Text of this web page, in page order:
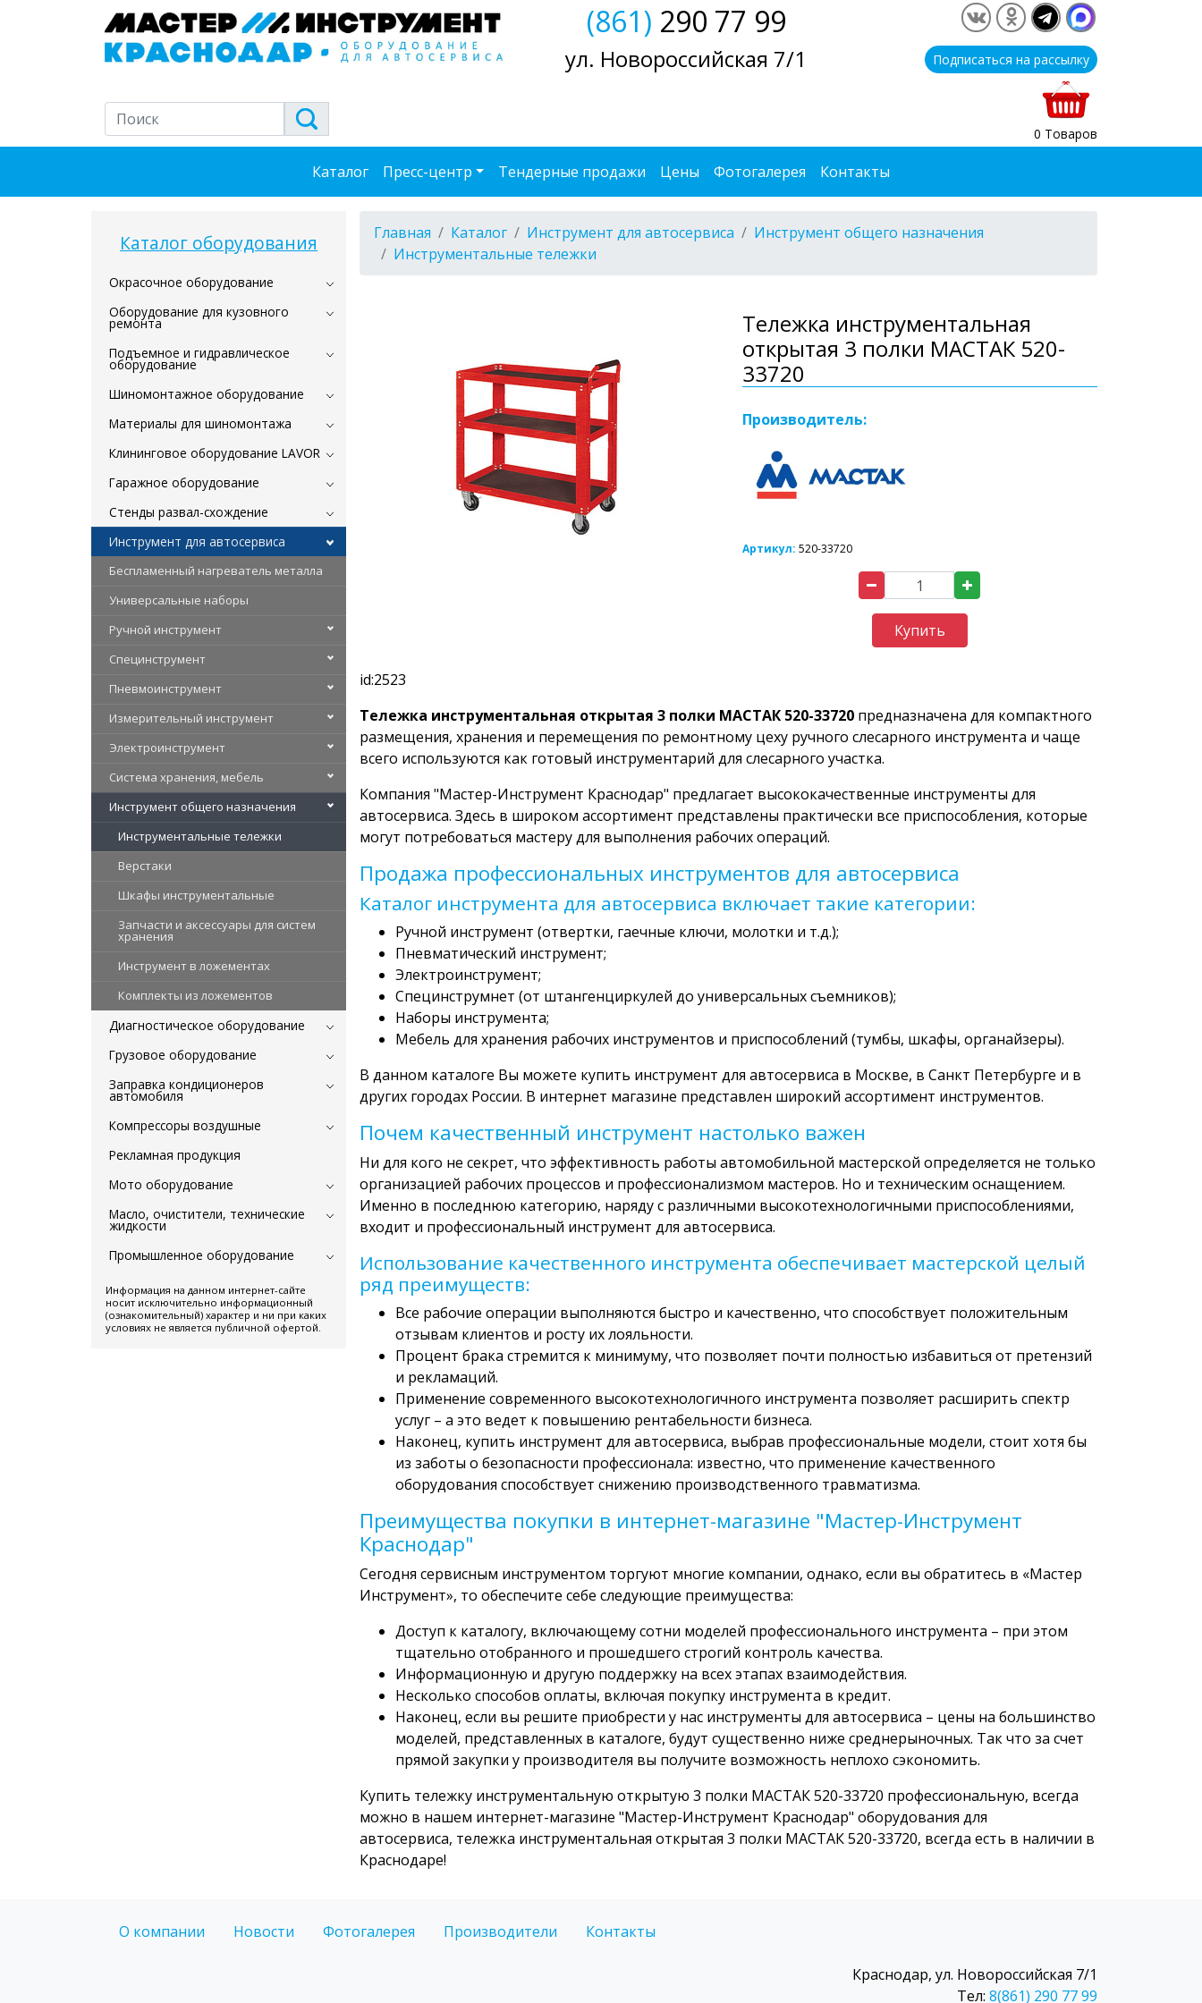
(861) 290 77 99
ул. Новороссийская 7/1 Подписаться на рассылку
0 Товаров
Каталог Пресс-центр Тендерные продажи Цены Фотогалерея Контакты
Каталог оборудования
Окрасочное оборудование
Оборудование для кузовного
ремонта
Подъемное и гидравлическое
оборудование
Шиномонтажное оборудование
Материалы для шиномонтажа
Клининговое оборудование LAVOR
Гаражное оборудование
Стенды развал-схождение
Инструмент для автосервиса
Беспламенный нагреватель металла
Универсальные наборы
Ручной инструмент
Специнструмент
Пневмоинструмент
Измерительный инструмент
Электроинструмент
Система хранения, мебель
Инструмент общего назначения
Инструментальные тележки
Верстаки
Шкафы инструментальные
Запчасти и аксессуары для систем
хранения
Инструмент в ложементах
Комплекты из ложементов
Диагностическое оборудование
Грузовое оборудование
Заправка кондиционеров
автомобиля
Компрессоры воздушные
Рекламная продукция
Мото оборудование
Масло, очистители, технические
жидкости
Промышленное оборудование
Информация на данном интернет-сайте
носит исключительно информационный
(ознакомительный) характер и ни при каких
условиях не является публичной офертой.
Главная Каталог Инструмент для автосервиса
Инструмент общего назначения
Инструментальные тележки
Тележка инструментальная
открытая 3 полки МАСТАК 520-
33720
Производитель:
Артикул: 520-33720
Купить
id:2523
Тележка инструментальная открытая 3 полки МАСТАК 520-33720 предназначена для компактного
размещения, хранения и перемещения по ремонтному цеху ручного слесарного инструмента и чаще
всего используются как готовый инструментарий для слесарного участка.
Компания "Мастер-Инструмент Краснодар" предлагает высококачественные инструменты для
автосервиса. Здесь в широком ассортимент представлены практически все приспособления, которые
могут потребоваться мастеру для выполнения рабочих операций.
Продажа профессиональных инструментов для автосервиса
Каталог инструмента для автосервиса включает такие категории:
Ручной инструмент (отвертки, гаечные ключи, молотки и т.д.);
Пневматический инструмент;
Электроинструмент;
Специнструмнет (от штангенциркулей до универсальных съемников);
Наборы инструмента;
Мебель для хранения рабочих инструментов и приспособлений (тумбы, шкафы, органайзеры).
В данном каталоге Вы можете купить инструмент для автосервиса в Москве, в Санкт Петербурге и в
других городах России. В интернет магазине представлен широкий ассортимент инструментов.
Почем качественный инструмент настолько важен
Ни для кого не секрет, что эффективность работы автомобильной мастерской определяется не только
организацией рабочих процессов и профессионализмом мастеров. Но и техническим оснащением.
Именно в последнюю категорию, наряду с различными высокотехнологичными приспособлениями,
входит и профессиональный инструмент для автосервиса.
Использование качественного инструмента обеспечивает мастерской целый
ряд преимуществ:
Все рабочие операции выполняются быстро и качественно, что способствует положительным
отзывам клиентов и росту их лояльности.
Процент брака стремится к минимуму, что позволяет почти полностью избавиться от претензий
и рекламаций.
Применение современного высокотехнологичного инструмента позволяет расширить спектр
услуг – а это ведет к повышению рентабельности бизнеса.
Наконец, купить инструмент для автосервиса, выбрав профессиональные модели, стоит хотя бы
из заботы о безопасности профессионала: известно, что применение качественного
оборудования способствует снижению производственного травматизма.
Преимущества покупки в интернет-магазине "Мастер-Инструмент
Краснодар"
Сегодня сервисным инструментом торгуют многие компании, однако, если вы обратитесь в «Мастер
Инструмент», то обеспечите себе следующие преимущества:
Доступ к каталогу, включающему сотни моделей профессионального инструмента – при этом
тщательно отобранного и прошедшего строгий контроль качества.
Информационную и другую поддержку на всех этапах взаимодействия.
Несколько способов оплаты, включая покупку инструмента в кредит.
Наконец, если вы решите приобрести у нас инструменты для автосервиса – цены на большинство
моделей, представленных в каталоге, будут существенно ниже среднерыночных. Так что за счет
прямой закупки у производителя вы получите возможность неплохо сэкономить.
Купить тележку инструментальную открытую 3 полки МАСТАК 520-33720 профессиональную, всегда
можно в нашем интернет-магазине "Мастер-Инструмент Краснодар" оборудования для
автосервиса, тележка инструментальная открытая 3 полки МАСТАК 520-33720, всегда есть в наличии в
Краснодаре!
О компании Новости Фотогалерея Производители Контакты
Краснодар, ул. Новороссийская 7/1
Тел: 8(861) 290 77 99